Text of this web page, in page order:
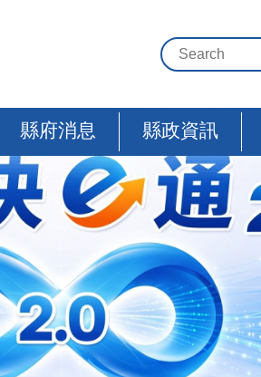
縣府消息 縣政資訊